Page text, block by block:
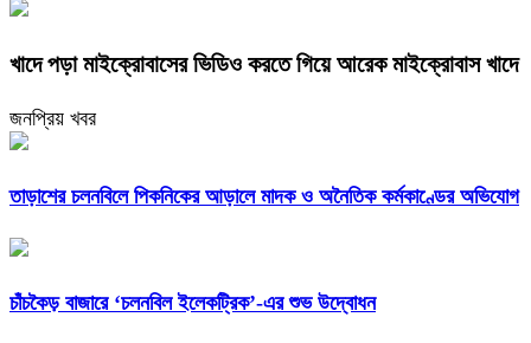
খাদে পড়া মাইক্রোবাসের ভিডিও করতে গিয়ে আরেক মাইক্রোবাস খাদে
জনপ্রিয় খবর
তাড়াশের চলনবিলে পিকনিকের আড়ালে মাদক ও অনৈতিক কর্মকাণ্ডের অভিযোগ
চাঁচকৈড় বাজারে ‘চলনবিল ইলেকট্রিক’-এর শুভ উদ্বোধন